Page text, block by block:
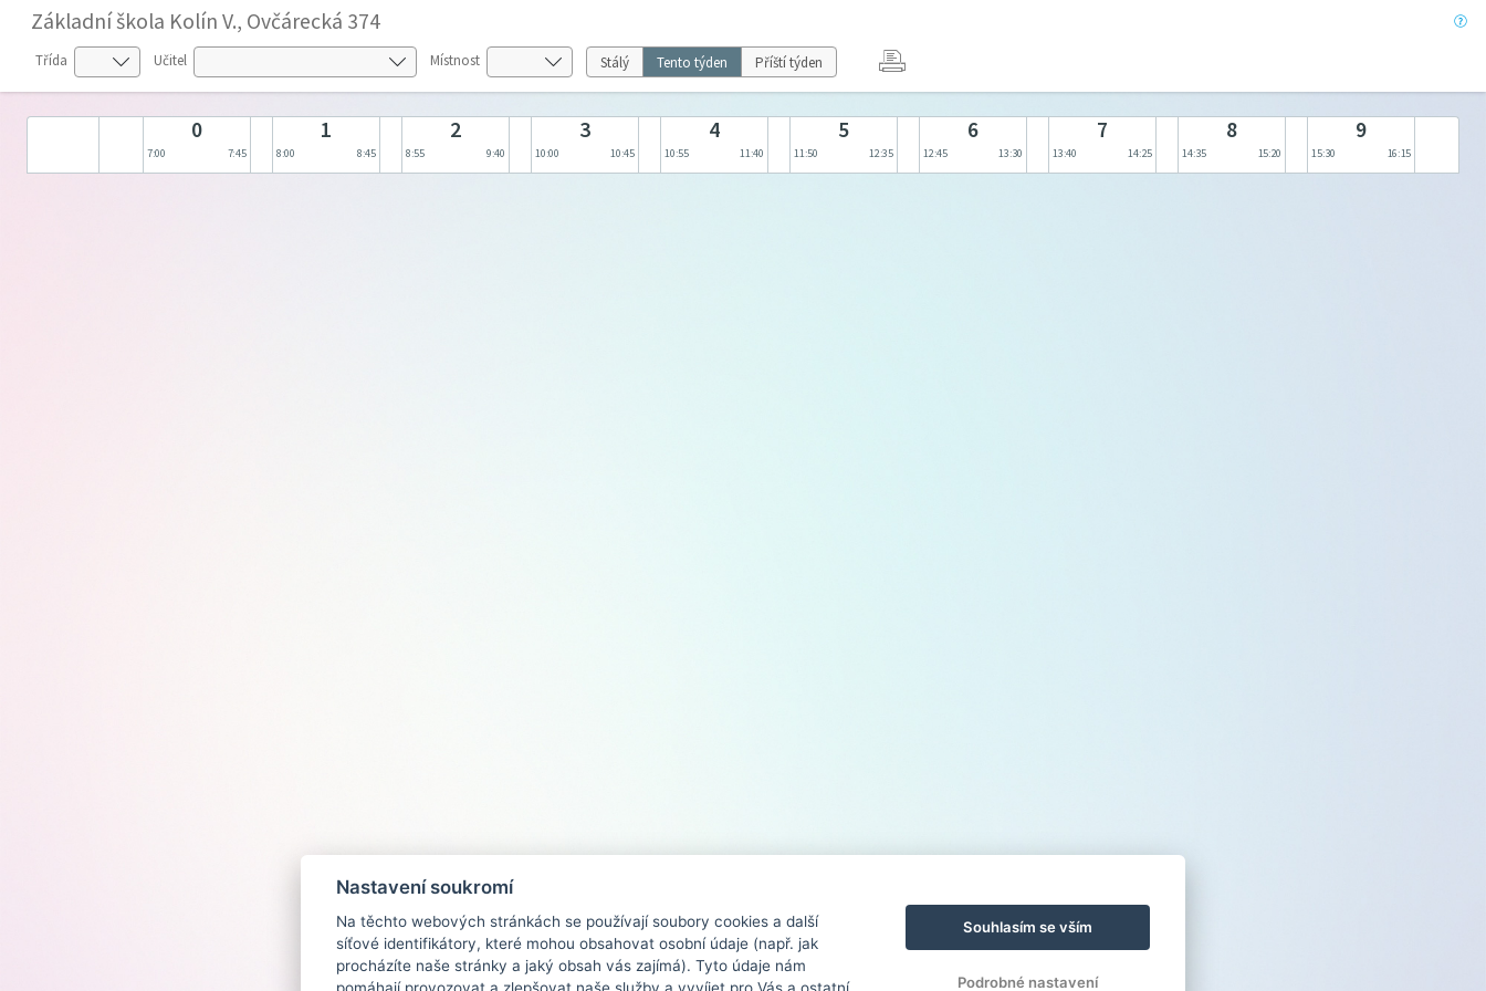
Základní škola Kolín V., Ovčárecká 374
Třída Učitel Místnost Stálý Tento týden Příští týden
0
7:00 7:45
1
8:00 8:45
2
8:55 9:40
3
10:00 10:45
4
10:55 11:40
5
11:50 12:35
6
12:45 13:30
7
13:40 14:25
8
14:35 15:20
9
15:30 16:15
Nastavení soukromí
Na těchto webových stránkách se používají soubory cookies a další
síťové identifikátory, které mohou obsahovat osobní údaje (např. jak
procházíte naše stránky a jaký obsah vás zajímá). Tyto údaje nám
Souhlasím se vším
Podrobné nastavení